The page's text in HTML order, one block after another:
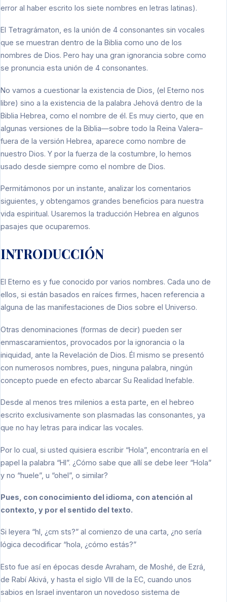
error al haber escrito los siete nombres en letras latinas).
El Tetragrámaton, es la unión de 4 consonantes sin vocales
que se muestran dentro de la Biblia como uno de los
nombres de Dios. Pero hay una gran ignorancia sobre como
se pronuncia esta unión de 4 consonantes.
No vamos a cuestionar la existencia de Dios, (el Eterno nos
libre) sino a la existencia de la palabra Jehová dentro de la
Biblia Hebrea, como el nombre de él. Es muy cierto, que en
algunas versiones de la Biblia—sobre todo la Reina Valera–
fuera de la versión Hebrea, aparece como nombre de
nuestro Dios. Y por la fuerza de la costumbre, lo hemos
usado desde siempre como el nombre de Dios.
Permitámonos por un instante, analizar los comentarios
siguientes, y obtengamos grandes beneficios para nuestra
vida espiritual. Usaremos la traducción Hebrea en algunos
pasajes que ocuparemos.
INTRODUCCIÓN
El Eterno es y fue conocido por varios nombres. Cada uno de
ellos, si están basados en raíces firmes, hacen referencia a
alguna de las manifestaciones de Dios sobre el Universo.
Otras denominaciones (formas de decir) pueden ser
enmascaramientos, provocados por la ignorancia o la
iniquidad, ante la Revelación de Dios. Él mismo se presentó
con numerosos nombres, pues, ninguna palabra, ningún
concepto puede en efecto abarcar Su Realidad Inefable.
Desde al menos tres milenios a esta parte, en el hebreo
escrito exclusivamente son plasmadas las consonantes, ya
que no hay letras para indicar las vocales.
Por lo cual, si usted quisiera escribir “Hola”, encontraría en el
papel la palabra “Hl”. ¿Cómo sabe que allí se debe leer “Hola”
y no “huele”, u “ohel”, o similar?
Pues, con conocimiento del idioma, con atención al
contexto, y por el sentido del texto.
Si leyera “hl, ¿cm sts?” al comienzo de una carta, ¿no sería
lógica decodificar “hola, ¿cómo estás?”
Esto fue así en épocas desde Avraham, de Moshé, de Ezrá,
de Rabí Akivá, y hasta el siglo VIII de la EC, cuando unos
sabios en Israel inventaron un novedoso sistema de